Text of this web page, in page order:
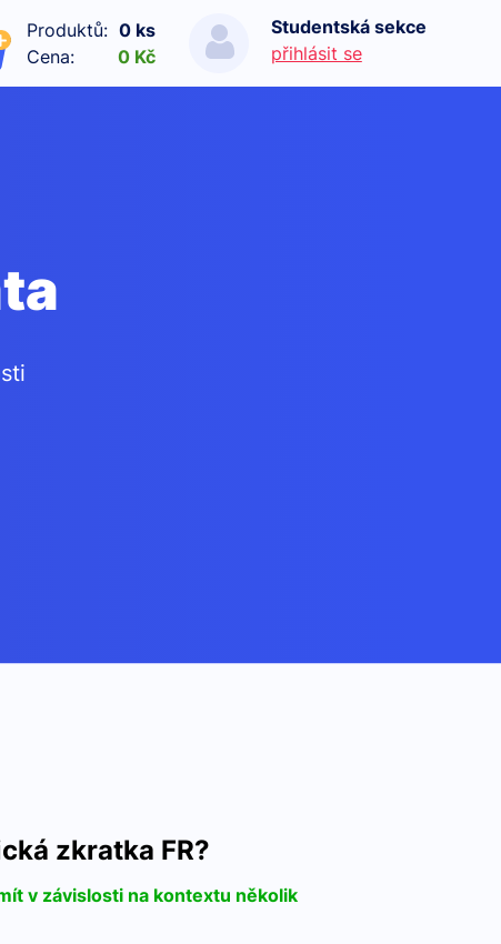
Produktů: 0 ks
Cena:
0 Kč
Studentská sekce
přihlásit se
zkratka FR?
v závislosti na kontextu několik